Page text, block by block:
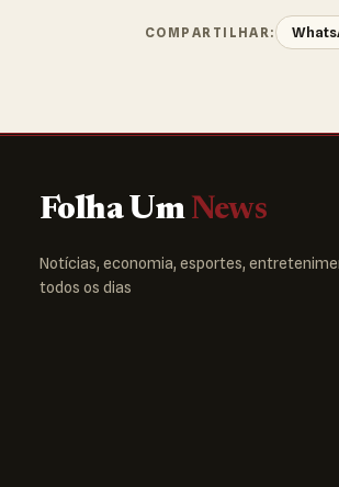
COMPARTILHAR:
Folha Um News
Notícias, economia, esportes,
todos os dias